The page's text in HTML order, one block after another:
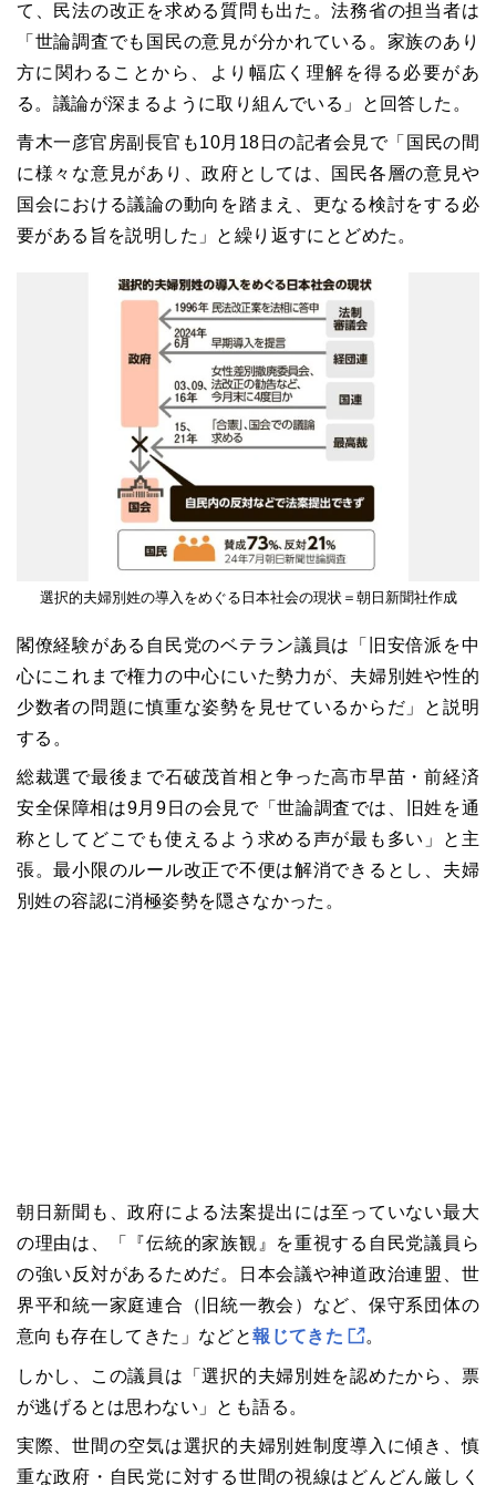
て、民法の改正を求める質問も出た。法務省の担当者は
「世論調査でも国民の意見が分かれている。家族のあり
方に関わることから、より幅広く理解を得る必要があ
る。議論が深まるように取り組んでいる」と回答した。
青木一彦官房副長官も10月18日の記者会見で「国民の間
に様々な意見があり、政府としては、国民各層の意見や
国会における議論の動向を踏まえ、更なる検討をする必
要がある旨を説明した」と繰り返すにとどめた。
選択的夫婦別姓の導入をめぐる日本社会の現状＝朝日新聞社作成
閣僚経験がある自民党のベテラン議員は「旧安倍派を中
心にこれまで権力の中心にいた勢力が、夫婦別姓や性的
少数者の問題に慎重な姿勢を見せているからだ」と説明
する。
総裁選で最後まで石破茂首相と争った高市早苗・前経済
安全保障相は9月9日の会見で「世論調査では、旧姓を通
称としてどこでも使えるよう求める声が最も多い」と主
張。最小限のルール改正で不便は解消できるとし、夫婦
別姓の容認に消極姿勢を隠さなかった。
朝日新聞も、政府による法案提出には至っていない最大
の理由は、「『伝統的家族観』を重視する自民党議員ら
の強い反対があるためだ。日本会議や神道政治連盟、世
界平和統一家庭連合（旧統一教会）など、保守系団体の
意向も存在してきた」などと報じてきた 。
しかし、この議員は「選択的夫婦別姓を認めたから、票
が逃げるとは思わない」とも語る。
実際、世間の空気は選択的夫婦別姓制度導入に傾き、慎
重な政府・自民党に対する世間の視線はどんどん厳しく